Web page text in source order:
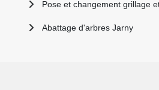
Pose et changement grillage
Abattage d'arbres Jarny